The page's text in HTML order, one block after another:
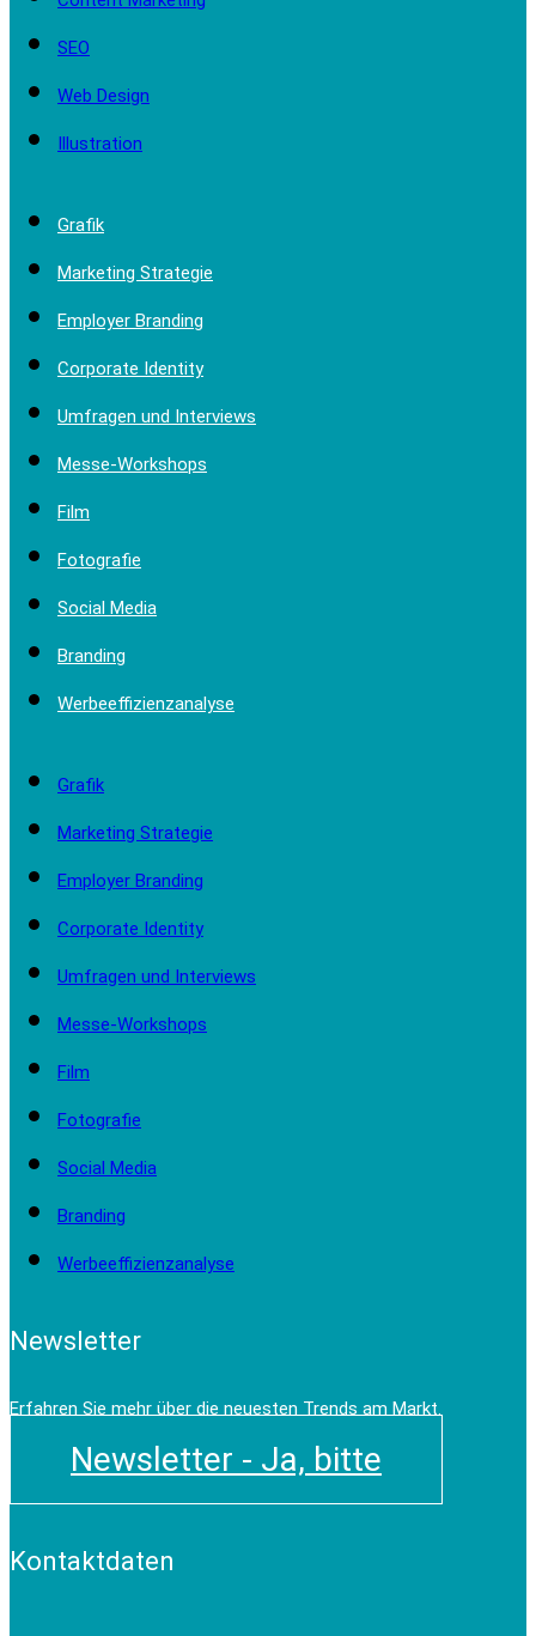
SEO
Web Design
Illustration
Grafik
Marketing Strategie
Employer Branding
Corporate Identity
Umfragen und Interviews
Messe-Workshops
Film
Fotografie
Social Media
Branding
Werbeeffizienzanalyse
Grafik
Marketing Strategie
Employer Branding
Corporate Identity
Umfragen und Interviews
Messe-Workshops
Film
Fotografie
Social Media
Branding
Werbeeffizienzanalyse
Newsletter
Erfahren Sie mehr über die neuesten Trends am Markt.
Newsletter - Ja, bitte
Kontaktdaten